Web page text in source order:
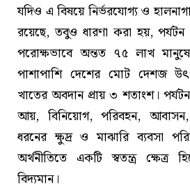
যদিও এ বিষয়ে নির্ভরযোগ্য ও
রয়েছে, তবুও ধারণা করা হয়, পর্যটন
পরোক্ষভাবে অন্তত ৭৫ লাখ
পাশাপাশি দেশের মোট দেশজ
খাতের অবদান প্রায় ৩ শতাংশ।
আয়, বিনিয়োগ, পরিবহন, আবাসন,
ধরনের ক্ষুদ্র ও মাঝারি ব্যবসা
অর্থনীতিতে একটি স্বতন্ত্র ক্ষেত্র
বিদ্যমান।